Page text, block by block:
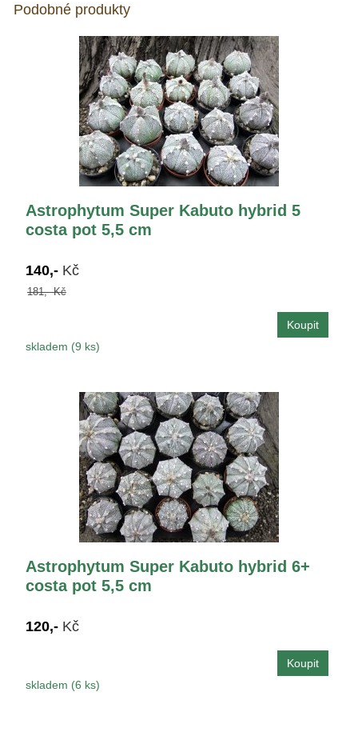
Podobné produkty
Astrophytum Super Kabuto hybrid 5
costa pot 5,5 cm
140,- Kč
181,- Kč
skladem (9 ks)
Astrophytum Super Kabuto hybrid 6+
costa pot 5,5 cm
120,- Kč
skladem (6 ks)